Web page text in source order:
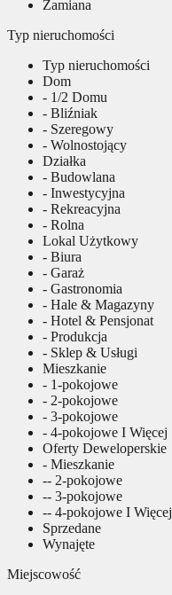
Zamiana
Typ nieruchomości
Typ nieruchomości
Dom
- 1/2 Domu
- Bliźniak
- Szeregowy
- Wolnostojący
Działka
- Budowlana
- Inwestycyjna
- Rekreacyjna
- Rolna
Lokal Użytkowy
- Biura
- Garaż
- Gastronomia
- Hale & Magazyny
- Hotel & Pensjonat
- Produkcja
- Sklep & Usługi
Mieszkanie
- 1-pokojowe
- 2-pokojowe
- 3-pokojowe
- 4-pokojowe I Więcej
Oferty Deweloperskie
- Mieszkanie
-- 2-pokojowe
-- 3-pokojowe
-- 4-pokojowe I Więcej
Sprzedane
Wynajęte
Miejscowość